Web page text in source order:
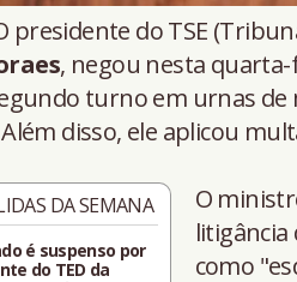
do TSE
, negou nesta
turno em urnas
disso, ele aplicou
DA SEMANA
é suspenso por
do TED da
O
litigância
como